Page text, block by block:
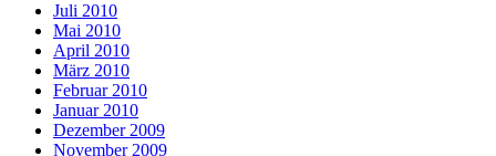
Juli 2010
Mai 2010
April 2010
März 2010
Februar 2010
Januar 2010
Dezember 2009
November 2009